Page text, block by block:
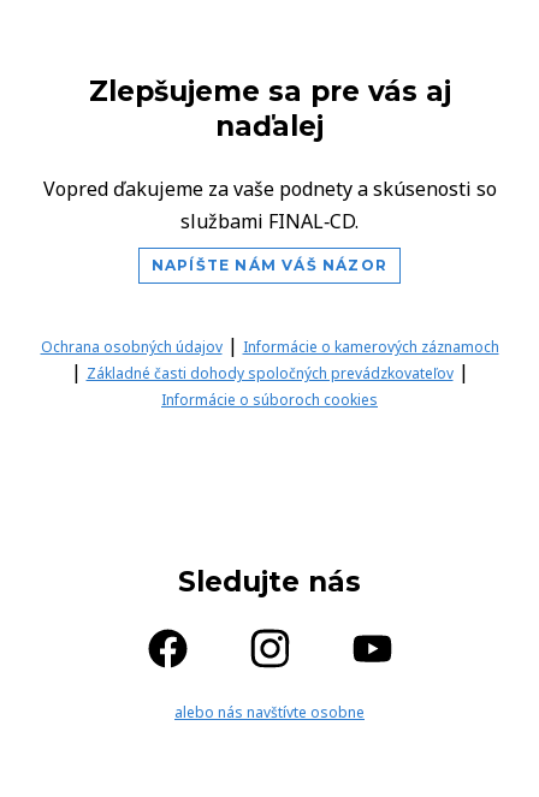
Zlepšujeme sa pre vás aj
naďalej
Vopred ďakujeme za vaše podnety a skúsenosti so
službami FINAL‑CD.
NAPÍŠTE NÁM VÁŠ NÁZOR
Ochrana osobných údajov| Informácie o kamerových záznamoch
| Základné časti dohody spoločných prevádzkovateľov|
Informácie o súboroch cookies
Sledujte nás
alebo nás navštívte osobne